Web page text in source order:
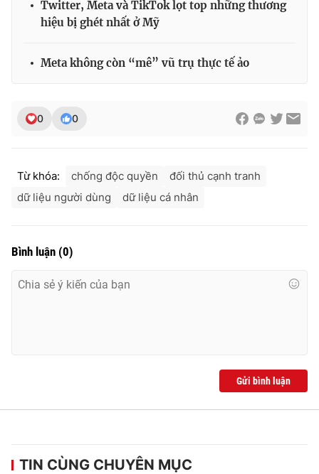
THỜI BÁO VTV
Cơ quan chủ quản: Đài Truyền hình Việt Nam
Cơ quan báo chí:Thời báo VTV
Tổng Biên tập:
Nguyễn Trọng Ninh
Twitter, Meta và TikTok lọt top những thương
hiệu bị ghét nhất ở Mỹ
Meta không còn “mê” vũ trụ thực tế ảo
0 0
Từ khóa: chống độc quyền
đối thủ cạnh tranh
dữ liệu người dùng
dữ liệu cá nhân
Bình luận (0)
Gửi bình luận
TIN CÙNG CHUYÊN MỤC